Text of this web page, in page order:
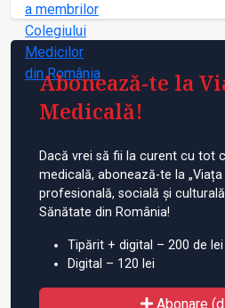
Abonează-te la
Medicală!
Dacă vrei să fii la curent cu tot
medicală, abonează-te la
profesională, socială și
Sănătate din România!
Tipărit + digital – 200 de lei
Digital – 120 lei
Abonare